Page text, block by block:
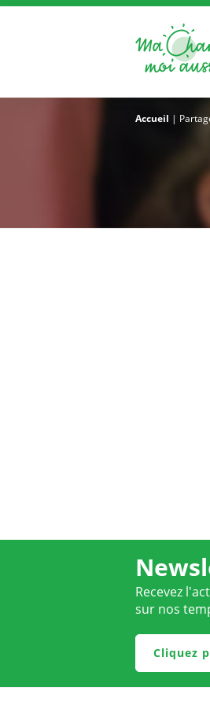
Accueil |
Recevez
sur nos
Cliquez